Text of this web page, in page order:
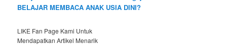
BELAJAR MEMBACA ANAK USIA DINI?
LIKE Fan Page Kami Untuk
Mendapatkan Artikel Menarik